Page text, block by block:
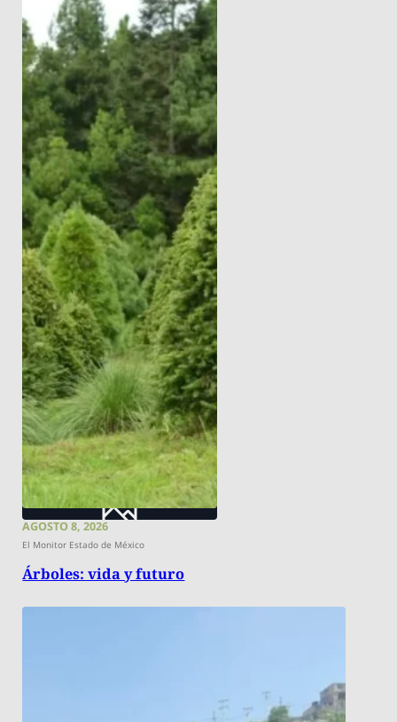
AGOSTO 8, 2026
El Monitor Estado de México
Árboles: vida y futuro